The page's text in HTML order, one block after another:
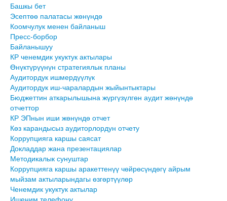
Башкы бет
Эсептөө палатасы жөнүндө
Коомчулук менен байланыш
Пресс-борбор
Байланышуу
КР ченемдик укуктук актылары
Өнүктүрүүнүн стратегиялык планы
Аудитордук ишмердүүлүк
Аудитордук иш-чаралардын жыйынтыктары
Бюджеттин аткарылышына жүргүзүлгөн аудит жөнүндө
отчеттор
КР ЭПнын иши жөнүндө отчет
Көз карандысыз аудиторлордун отчету
Коррупцияга каршы саясат
Докладдар жана презентациялар
Методикалык сунуштар
Коррупцияга каршы аракеттенүү чөйрөсүндөгү айрым
мыйзам актыларындагы өзгөртүүлөр
Ченемдик укуктук актылар
Ишеним телефону